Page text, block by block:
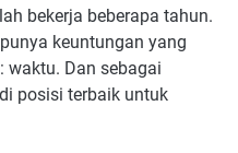
bekerja beberapa tahun.
keuntungan yang
waktu. Dan sebagai
posisi terbaik untuk